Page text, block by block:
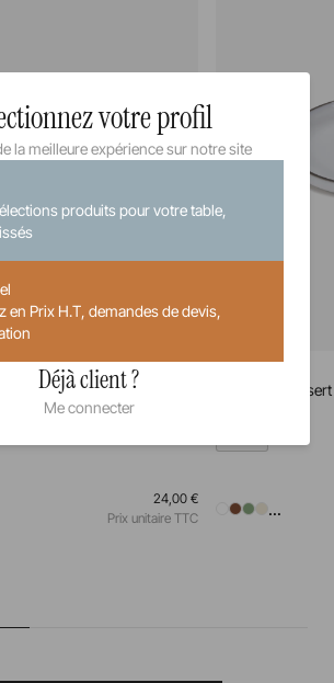
24,00 €
Prix unitaire TTC
Assiette à dessert
...
votre profil
la meilleure expérience sur notre site
produits pour votre table,
en Prix H.T, demandes de devis,
Déjà client ?
Me connecter